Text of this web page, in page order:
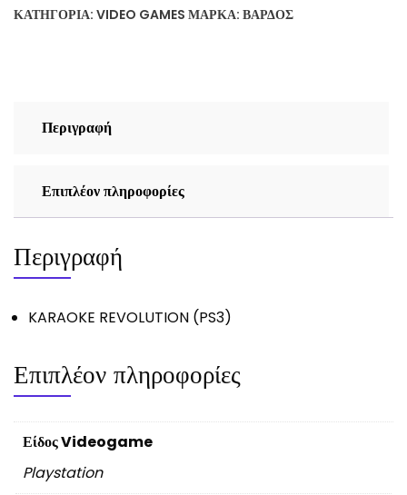
ΚΑΤΗΓΟΡΊΑ: VIDEO GAMES ΜΆΡΚΑ: ΒΆΡΔΟΣ
Περιγραφή
Επιπλέον πληροφορίες
Περιγραφή
KARAOKE REVOLUTION (PS3)
Επιπλέον πληροφορίες
Είδος Videogame
Playstation